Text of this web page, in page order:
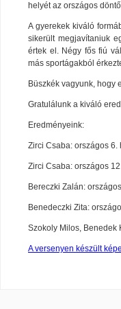
helyét az országos
A gyerekek kiváló
sikerült megjavítaniuk
értek el. Négy fős fiú
más sportágakból
Büszkék vagyunk, hogy
Gratulálunk a kiváló
Eredményeink:
Zirci Csaba: országos 6.
Zirci Csaba: országos
Bereczki Zalán:
Benedeczki Zita:
Szokoly Milos, Benedek
A versenyen készült